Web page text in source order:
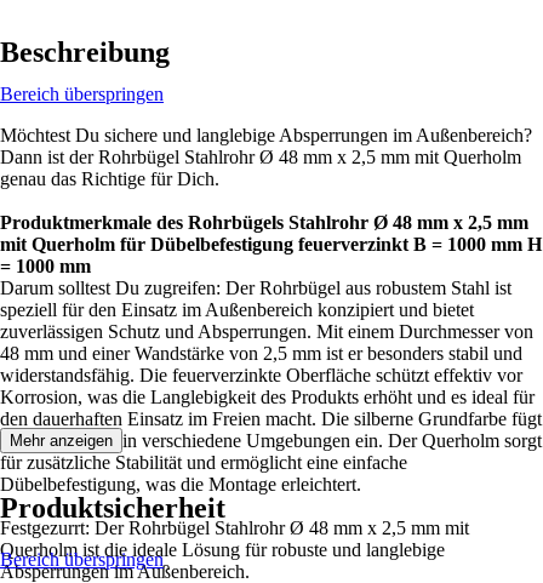
Beschreibung
Bereich überspringen
Möchtest Du sichere und langlebige Absperrungen im Außenbereich?
Dann ist der Rohrbügel Stahlrohr Ø 48 mm x 2,5 mm mit Querholm
genau das Richtige für Dich.
Produktmerkmale des Rohrbügels Stahlrohr Ø 48 mm x 2,5 mm
mit Querholm für Dübelbefestigung feuerverzinkt B = 1000 mm H
= 1000 mm
Darum solltest Du zugreifen: Der Rohrbügel aus robustem Stahl ist
speziell für den Einsatz im Außenbereich konzipiert und bietet
zuverlässigen Schutz und Absperrungen. Mit einem Durchmesser von
48 mm und einer Wandstärke von 2,5 mm ist er besonders stabil und
widerstandsfähig. Die feuerverzinkte Oberfläche schützt effektiv vor
Korrosion, was die Langlebigkeit des Produkts erhöht und es ideal für
den dauerhaften Einsatz im Freien macht. Die silberne Grundfarbe fügt
sich unauffällig in verschiedene Umgebungen ein. Der Querholm sorgt
für zusätzliche Stabilität und ermöglicht eine einfache
Dübelbefestigung, was die Montage erleichtert.
Festgezurrt: Der Rohrbügel Stahlrohr Ø 48 mm x 2,5 mm mit
Querholm ist die ideale Lösung für robuste und langlebige
Absperrungen im Außenbereich.
Mehr anzeigen
Produktsicherheit
Bereich überspringen